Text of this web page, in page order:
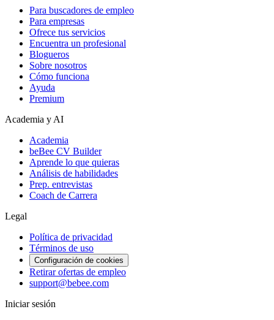
Para buscadores de empleo
Para empresas
Ofrece tus servicios
Encuentra un profesional
Blogueros
Sobre nosotros
Cómo funciona
Ayuda
Premium
Academia y AI
Academia
beBee CV Builder
Aprende lo que quieras
Análisis de habilidades
Prep. entrevistas
Coach de Carrera
Legal
Política de privacidad
Términos de uso
Configuración de cookies
Retirar ofertas de empleo
support@bebee.com
Iniciar sesión